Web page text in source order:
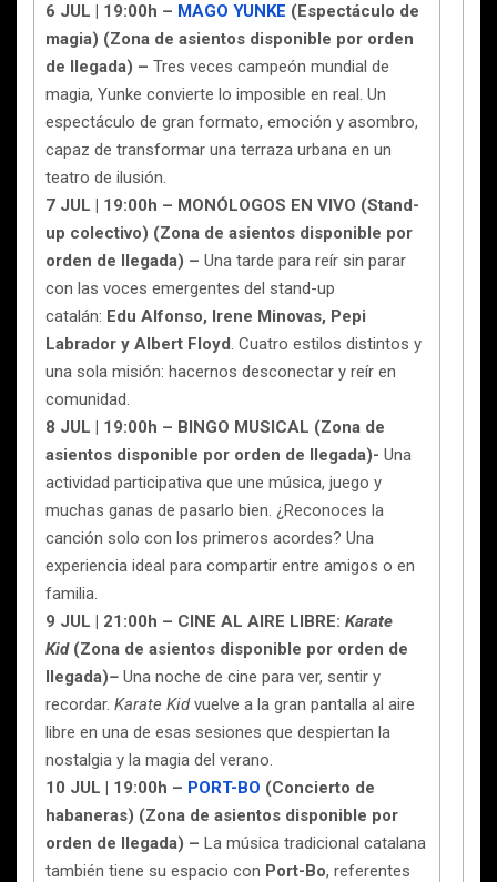
6 JUL | 19:00h – MAGO YUNKE (Espectáculo de
magia) (Zona de asientos disponible por orden
de llegada) – Tres veces campeón mundial de
magia, Yunke convierte lo imposible en real. Un
espectáculo de gran formato, emoción y asombro,
capaz de transformar una terraza urbana en un
teatro de ilusión.
7 JUL | 19:00h – MONÓLOGOS EN VIVO (Stand-
up colectivo) (Zona de asientos disponible por
orden de llegada) – Una tarde para reír sin parar
con las voces emergentes del stand-up
catalán: Edu Alfonso, Irene Minovas, Pepi
Labrador y Albert Floyd. Cuatro estilos distintos y
una sola misión: hacernos desconectar y reír en
comunidad.
8 JUL | 19:00h – BINGO MUSICAL (Zona de
asientos disponible por orden de llegada)- Una
actividad participativa que une música, juego y
muchas ganas de pasarlo bien. ¿Reconoces la
canción solo con los primeros acordes? Una
experiencia ideal para compartir entre amigos o en
familia.
9 JUL | 21:00h – CINE AL AIRE LIBRE: Karate
Kid (Zona de asientos disponible por orden de
llegada)– Una noche de cine para ver, sentir y
recordar. Karate Kidvuelve a la gran pantalla al aire
libre en una de esas sesiones que despiertan la
nostalgia y la magia del verano.
10 JUL | 19:00h – PORT-BO (Concierto de
habaneras) (Zona de asientos disponible por
orden de llegada) – La música tradicional catalana
también tiene su espacio con Port-Bo, referentes